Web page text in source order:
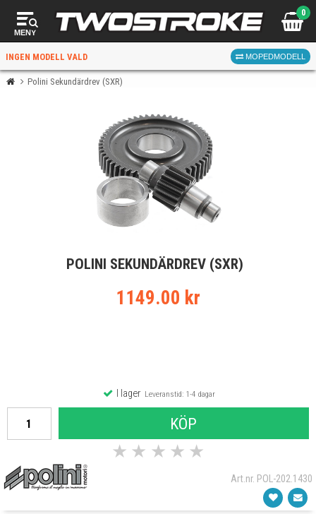
MENY
0
INGEN MODELL VALD MOPEDMODELL
VÄLJ MOPEDFÖR RÄTT DELAR
När du valt kommer butiken visa delar för vald moped
Polini Sekundärdrev (SXR)
POLINI SEKUNDÄRDREV (SXR)
1149.00 kr
I lagerLeveranstid: 1-4 dagar
KÖP
★ ★ ★ ★ ★
Art.nr. POL-202.1430